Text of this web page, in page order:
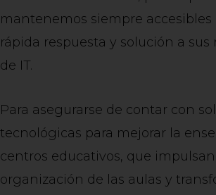
mantenemos siempre
rápida respuesta y solución a
de IT.
Para asegurarse de contar con
tecnológicas para mejorar la
centros educativos, que
organización de las aulas y